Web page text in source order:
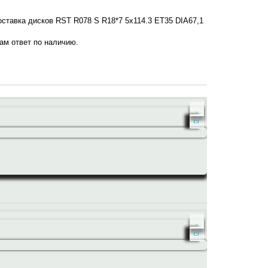
дисков RST R078 S R18*7 5x114.3 ET35 DIA67,1
ответ по наличию.